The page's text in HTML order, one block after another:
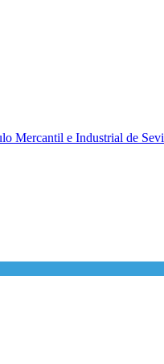
Mercantil e Industrial de